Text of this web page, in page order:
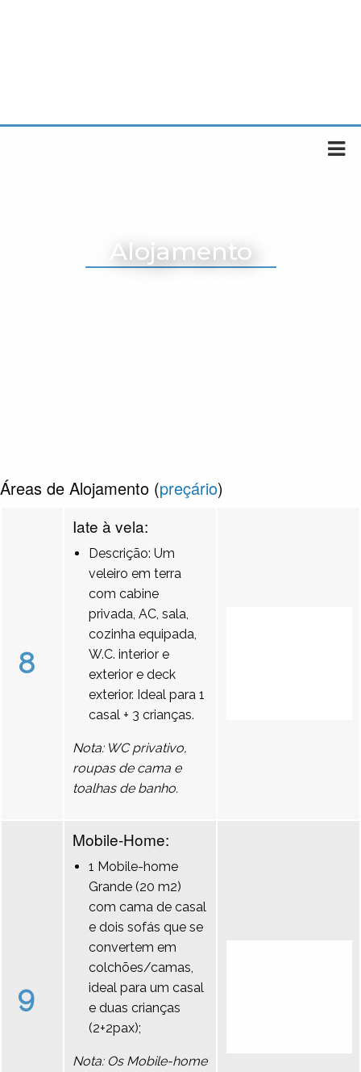
Alojamento
Áreas de Alojamento (preçário)
8
Iate à vela:
Descrição: Um
veleiro em terra
com cabine
privada, AC, sala,
cozinha equipada,
W.C. interior e
exterior e deck
exterior. Ideal para 1
casal + 3 crianças.
Nota: WC privativo,
roupas de cama e
toalhas de banho.
9
Mobile-Home:
1 Mobile-home
Grande (20 m2)
com cama de casal
e dois sofás que se
convertem em
colchões/camas,
ideal para um casal
e duas crianças
(2+2pax);
Nota: Os Mobile-home